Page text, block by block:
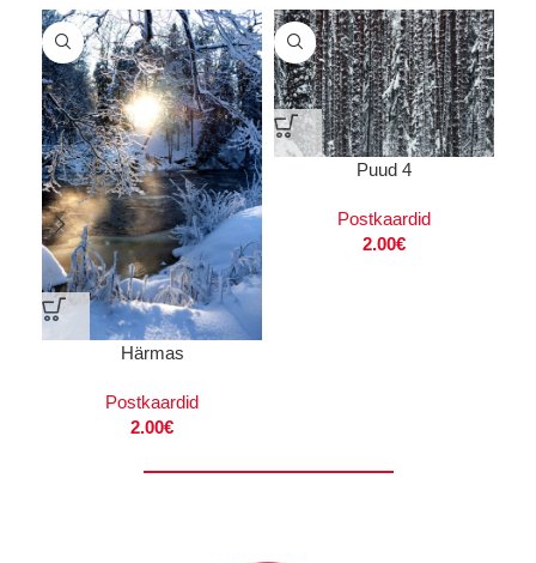
Härmas
Postkaardid
2.00€
Puud 4
Postkaardid
2.00€